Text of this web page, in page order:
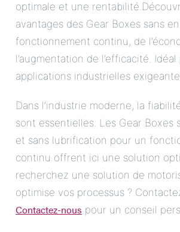
optimale et une
avantages des Gear Boxes sans
fonctionnement continu, de
l’augmentation de l’efficacité.
applications industrielles
Dans l’industrie moderne, la
sont essentielles. Les Gear Boxes
et sans lubrification pour un
continu offrent ici une solution
recherchez une solution de
optimise vos processus ?
Contactez-nous pour un conseil